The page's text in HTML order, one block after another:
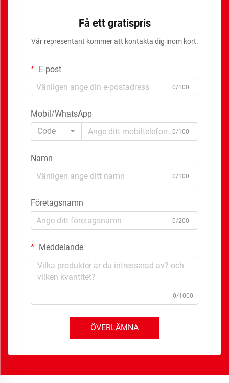
Få ett gratispris
Vår representant kommer att kontakta dig inom kort.
E-post
0/100
Mobil/WhatsApp
Code
0/100
Namn
0/100
Företagsnamn
0/200
Meddelande
0/1000
ÖVERLÄMNA